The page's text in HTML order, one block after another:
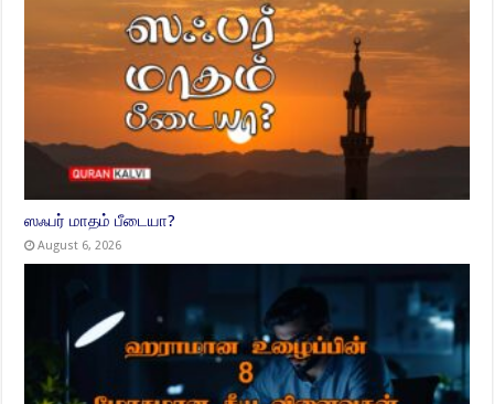
ஸஃபர் மாதம் பீடையா?
August 6, 2026